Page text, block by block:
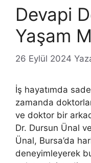
Devapi
Yaşam
26 Eylül 2024
İş hayatımda
zamanda
ve doktor bir
Dr. Dursun Ünal
Ünal, Bursa’da
deneyimleyerek